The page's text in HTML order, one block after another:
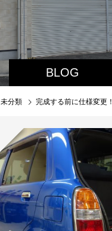
BLOG
未分類 完成する前に仕様変更！